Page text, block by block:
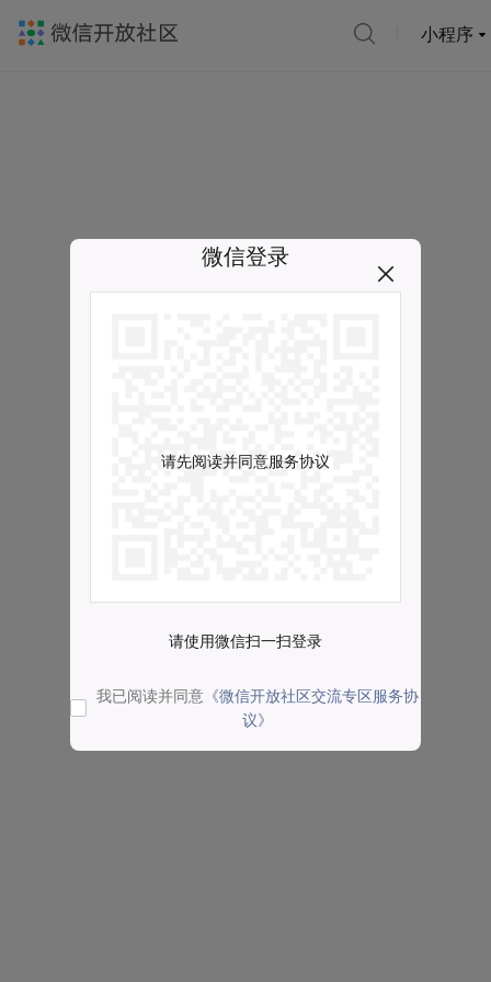
小程序
微信登录
请先阅读并同意服务协议
请使用微信扫一扫登录
我已阅读并同意 《微信开放社区交流专区服务协
议》